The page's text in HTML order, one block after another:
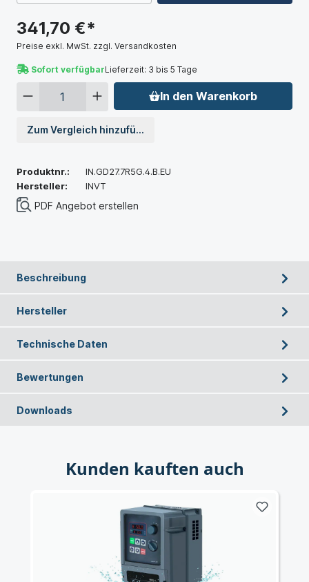
341,70 €*
Preise exkl. MwSt. zzgl. Versandkosten
Sofort verfügbarLieferzeit: 3 bis 5 Tage
In den Warenkorb
Zum Vergleich hinzufügen
Produktnr.:
IN.GD27.7R5G.4.B.EU
Hersteller:
INVT
PDF Angebot erstellen
Kunden kauften auch
Beschreibung
Hersteller
Technische Daten
Bewertungen
Downloads